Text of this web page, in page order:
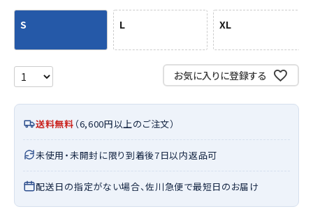
S L XL
お気に入りに登録する
送料無料 （6,600円以上のご注文）
未使用・未開封に限り到着後7日以内返品可
配送日の指定がない場合、佐川急便で最短日のお届け